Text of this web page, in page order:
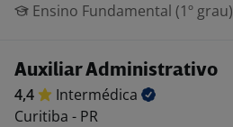
Ensino Fundamental (1º grau)
Auxiliar Administrativo
4,4
Intermédica
Curitiba - PR